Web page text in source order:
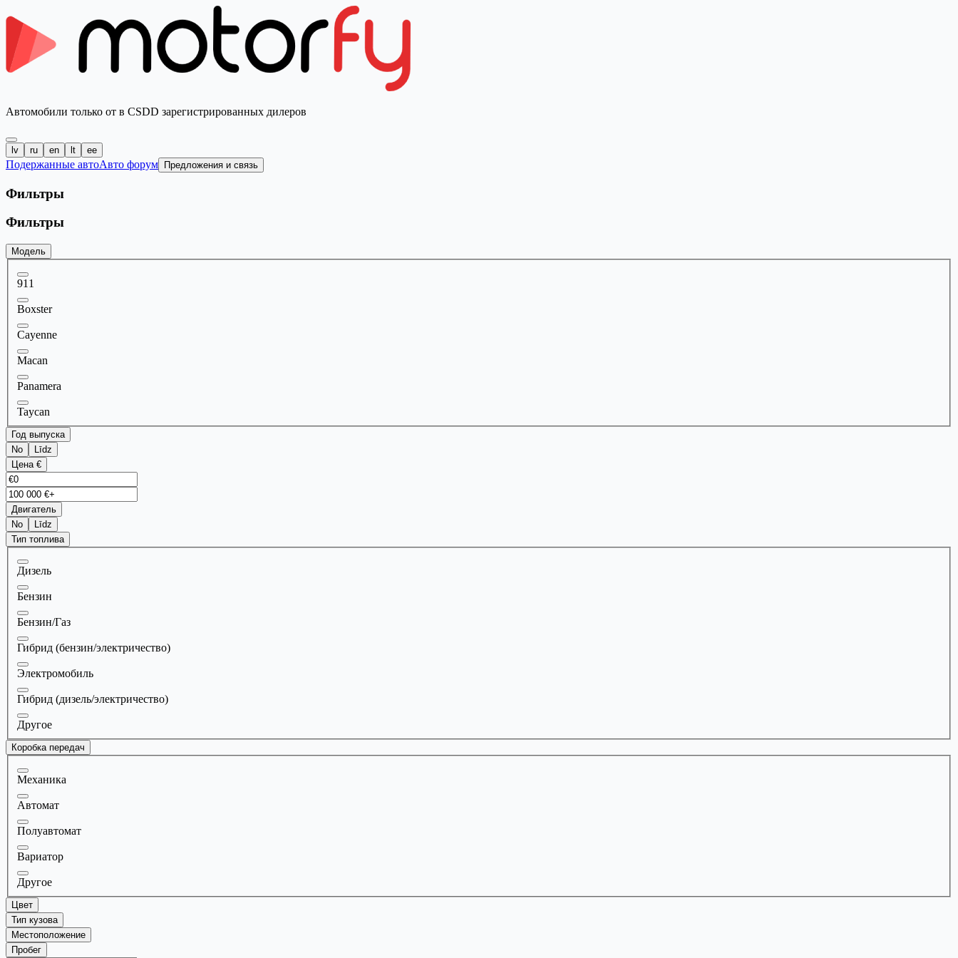
Автомобили только от в CSDD зарегистрированных дилеров
lv ru en lt ee
Подержанные автоАвто форум Предложения и связь
Фильтры
Фильтры
Модель
911
Boxster
Cayenne
Macan
Panamera
Taycan
Год выпуска
No
Līdz
Цена €
Двигатель
No
Līdz
Тип топлива
Дизель
Бензин
Бензин/Газ
Гибрид (бензин/электричество)
Электромобиль
Гибрид (дизель/электричество)
Другое
Коробка передач
Механика
Автомат
Полуавтомат
Вариатор
Другое
Цвет
Тип кузова
Местоположение
Пробег